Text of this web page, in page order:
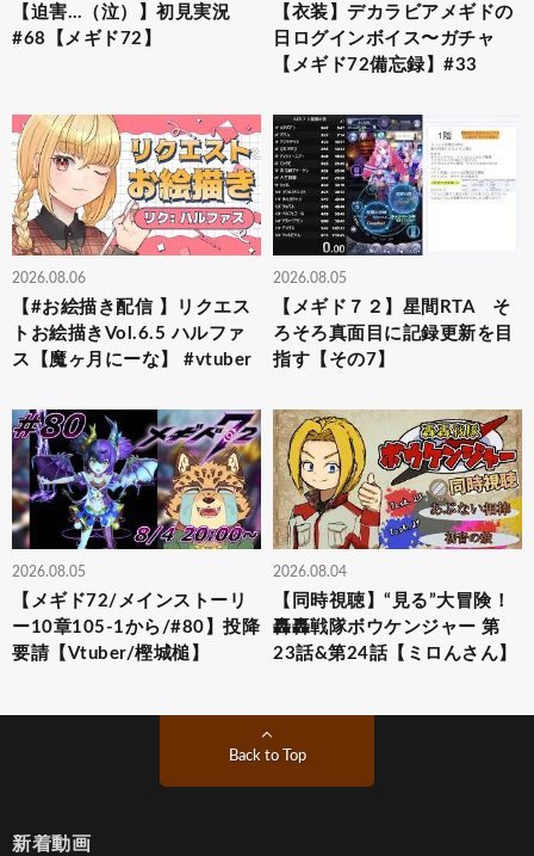
【迫害…（泣）】初見実況
#68【メギド72】
【衣装】デカラビアメギドの
日ログインボイス〜ガチャ
【メギド72備忘録】#33
2026.08.06
【#お絵描き配信 】リクエス
トお絵描きVol.6.5 ハルファ
ス【魔ヶ月にーな】 #vtuber
2026.08.05
【メギド７２】星間RTA そ
ろそろ真面目に記録更新を目
指す【その7】
2026.08.05
【メギド72/メインストーリ
ー10章105-1から/#80】投降
要請【Vtuber/樫城槌】
2026.08.04
【同時視聴】“見る”大冒険！
轟轟戦隊ボウケンジャー 第
23話&第24話【ミロんさん】
Back to Top
新着動画